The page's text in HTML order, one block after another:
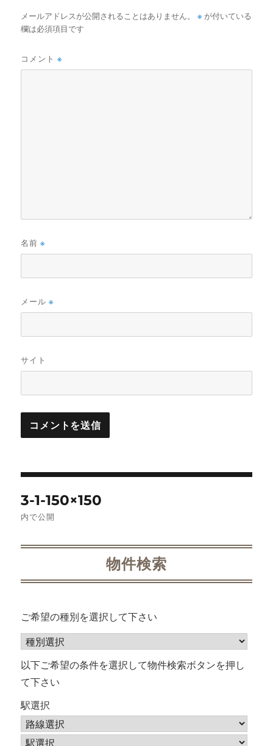
メールアドレスが公開されることはありません。 ※ が付いている
欄は必須項目です
コメント※
名前※
メール※
サイト
稿
ー
シ
ョ
ン
3-1-150×150
内で公開
物件検索
ご希望の種別を選択して下さい
以下ご希望の条件を選択して物件検索ボタンを押し
て下さい
駅選択